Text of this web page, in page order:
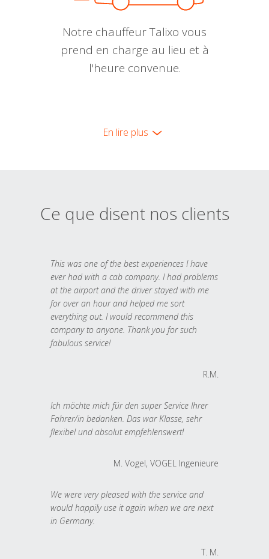
Notre chauffeur Talixo vous
prend en charge au lieu et à
l'heure convenue.
En lire plus
Ce que disent nos clients
This was one of the best experiences I have
ever had with a cab company. I had problems
at the airport and the driver stayed with me
for over an hour and helped me sort
everything out. I would recommend this
company to anyone. Thank you for such
fabulous service!
R.M.
Ich möchte mich für den super Service Ihrer
Fahrer/in bedanken. Das war Klasse, sehr
flexibel und absolut empfehlenswert!
M. Vogel, VOGEL Ingenieure
We were very pleased with the service and
would happily use it again when we are next
in Germany.
T. M.